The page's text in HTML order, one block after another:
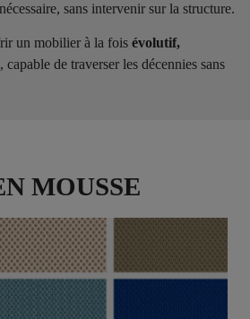
sans intervenir sur la structure.
un mobilier à la fois évolutif,
, capable de traverser les décennies sans
MOUSSE